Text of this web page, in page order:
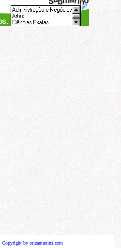
Copyright by orizamartins.com